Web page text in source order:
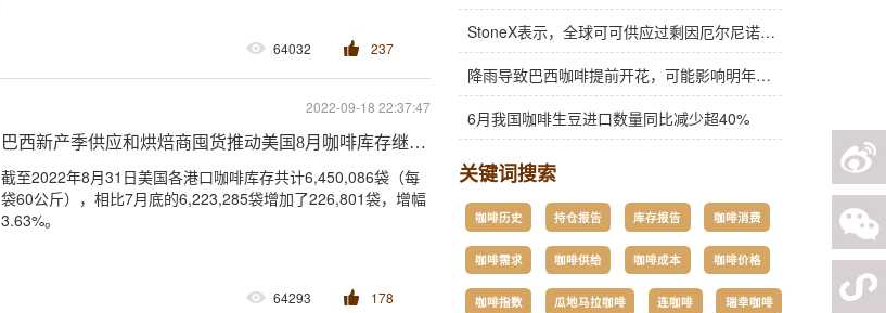
64032 237
2022-09-18 22:37:47
巴西新产季供应和烘焙商囤货推动美国8月咖啡库存继续增加
截至2022年8月31日美国各港口咖啡库存共计6,450,086袋（每
袋60公斤），相比7月底的6,223,285袋增加了226,801袋，增幅
3.63%。
64293 178
StoneX表示，全球可可供应过剩因厄尔尼诺而萎缩
降雨导致巴西咖啡提前开花，可能影响明年产量，造成近期价格波动极不稳定
6月我国咖啡生豆进口数量同比减少超40%
关键词搜索
咖啡历史 持仓报告 库存报告 咖啡消费
咖啡需求 咖啡供给 咖啡成本 咖啡价格
咖啡指数 瓜地马拉咖啡 连咖啡 瑞幸咖啡